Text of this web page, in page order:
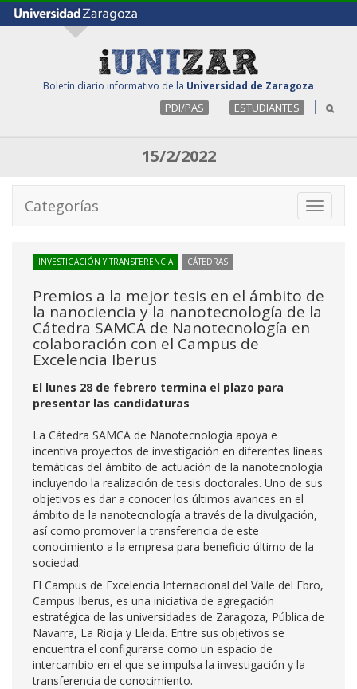
Boletín diario informativo de la Universidad de Zaragoza
PDI/PAS ESTUDIANTES
15/2/2022
Toggle
Categorías
INVESTIGACIÓN Y TRANSFERENCIA CÁTEDRAS
Premios a la mejor tesis en el ámbito de
la nanociencia y la nanotecnología de la
Cátedra SAMCA de Nanotecnología en
colaboración con el Campus de
Excelencia Iberus
El lunes 28 de febrero termina el plazo para
presentar las candidaturas
La Cátedra SAMCA de Nanotecnología apoya e
incentiva proyectos de investigación en diferentes líneas
temáticas del ámbito de actuación de la nanotecnología
incluyendo la realización de tesis doctorales. Uno de sus
objetivos es dar a conocer los últimos avances en el
ámbito de la nanotecnología a través de la divulgación,
así como promover la transferencia de este
conocimiento a la empresa para beneficio último de la
sociedad.
El Campus de Excelencia Internacional del Valle del Ebro,
Campus Iberus, es una iniciativa de agregación
estratégica de las universidades de Zaragoza, Pública de
Navarra, La Rioja y Lleida. Entre sus objetivos se
encuentra el configurarse como un espacio de
intercambio en el que se impulsa la investigación y la
transferencia de conocimiento.